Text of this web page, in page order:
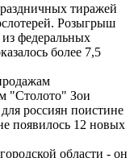
тиражей
Розыгрыш
федеральных
более 7,5
"Столото" Зои
россиян поистине
появилось 12 новых
области - он